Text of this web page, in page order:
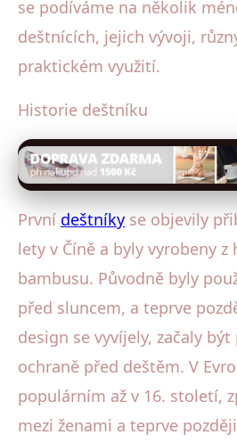
se podíváme na několik
deštnících, jejich vývoji,
praktickém využití.
Historie deštníku
První deštníky se objevily
lety v Číně a byly vyrobeny z
bambusu. Původně byly
před sluncem, a teprve
design se vyvíjely, začaly být
ochraně před deštěm. V
populárním až v 16. století,
mezi ženami a teprve